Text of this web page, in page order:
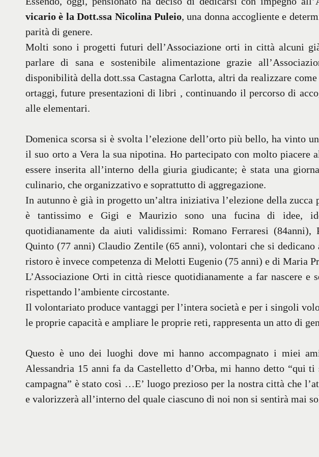
vicario è la Dott.ssa Nicolina Puleio, una donna accogliente e
parità di genere.
Molti sono i progetti futuri dell’Associazione orti in città alcuni
parlare di sana e sostenibile alimentazione grazie
disponibilità della dott.ssa Castagna Carlotta, altri da realizzare
ortaggi, future presentazioni di libri , continuando il percorso di
alle elementari.
Domenica scorsa si è svolta l’elezione dell’orto più bello, ha vinto
il suo orto a Vera la sua nipotina. Ho partecipato con molto piacere
essere inserita all’interno della giuria giudicante; è stata una
culinario, che organizzativo e soprattutto di aggregazione.
In autunno è già in progetto un’altra iniziativa l’elezione della zucca
è tantissimo e Gigi e Maurizio sono una fucina di idee,
quotidianamente da aiuti validissimi: Romano Ferraresi (84anni),
Quinto (77 anni) Claudio Zentile (65 anni), volontari che si dedicano
ristoro è invece competenza di Melotti Eugenio (75 anni) e di Maria
L’Associazione Orti in città riesce quotidianamente a far nascere e
rispettando l’ambiente circostante.
Il volontariato produce vantaggi per l’intera società e per i singoli
le proprie capacità e ampliare le proprie reti, rappresenta un atto di
Questo è uno dei luoghi dove mi hanno accompagnato i miei
Alessandria 15 anni fa da Castelletto d’Orba, mi hanno detto “qui
campagna” è stato così …E’ luogo prezioso per la nostra città che
e valorizzerà all’interno del quale ciascuno di noi non si sentirà mai